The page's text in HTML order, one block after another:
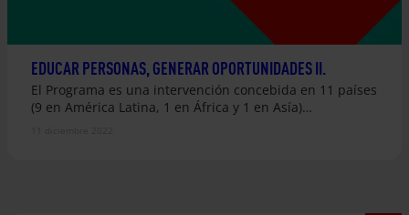
EDUCAR PERSONAS, GENERAR OPORTUNIDADES II.
El Programa es una intervención concebida en 11 países
(9 en América Latina, 1 en África y 1 en Asía)…